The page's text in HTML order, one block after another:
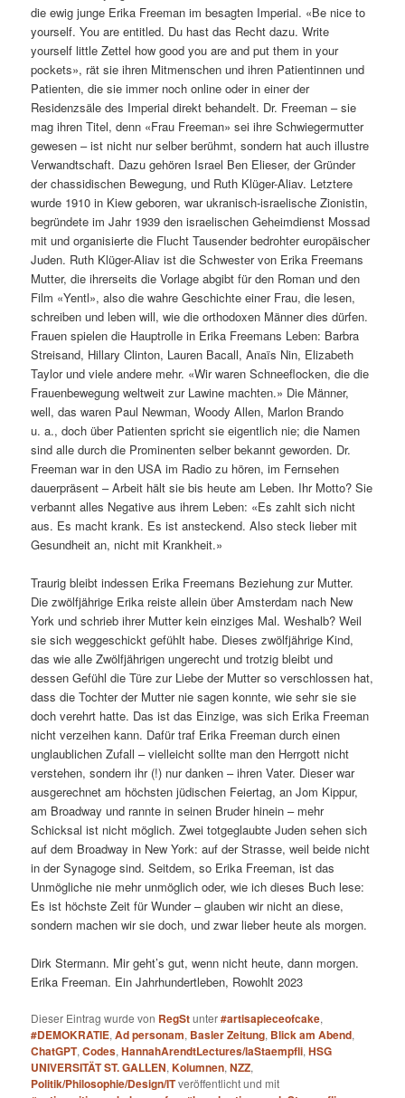
die ewig junge Erika Freeman im besagten Imperial. «Be nice to
yourself. You are entitled. Du hast das Recht dazu. Write
yourself little Zettel how good you are and put them in your
pockets», rät sie ihren Mitmenschen und ihren Patientinnen und
Patienten, die sie immer noch online oder in einer der
Residenzsäle des Imperial direkt behandelt. Dr. Freeman – sie
mag ihren Titel, denn «Frau Freeman» sei ihre Schwiegermutter
gewesen – ist nicht nur selber berühmt, sondern hat auch illustre
Verwandtschaft. Dazu gehören Israel Ben Elieser, der Gründer
der chassidischen Bewegung, und Ruth Klüger-Aliav. Letztere
wurde 1910 in Kiew geboren, war ukranisch-israelische Zionistin,
begründete im Jahr 1939 den israelischen Geheimdienst Mossad
mit und organisierte die Flucht Tausender bedrohter europäischer
Juden. Ruth Klüger-Aliav ist die Schwester von Erika Freemans
Mutter, die ihrerseits die Vorlage abgibt für den Roman und den
Film «Yentl», also die wahre Geschichte einer Frau, die lesen,
schreiben und leben will, wie die orthodoxen Männer dies dürfen.
Frauen spielen die Hauptrolle in Erika Freemans Leben: Barbra
Streisand, Hillary Clinton, Lauren Bacall, Anaïs Nin, Elizabeth
Taylor und viele andere mehr. «Wir waren Schneeflocken, die die
Frauenbewegung weltweit zur Lawine machten.» Die Männer,
well, das waren Paul Newman, Woody Allen, Marlon Brando
u. a., doch über Patienten spricht sie eigentlich nie; die Namen
sind alle durch die Prominenten selber bekannt geworden. Dr.
Freeman war in den USA im Radio zu hören, im Fernsehen
dauerpräsent – Arbeit hält sie bis heute am Leben. Ihr Motto? Sie
verbannt alles Negative aus ihrem Leben: «Es zahlt sich nicht
aus. Es macht krank. Es ist ansteckend. Also steck lieber mit
Gesundheit an, nicht mit Krankheit.»
Traurig bleibt indessen Erika Freemans Beziehung zur Mutter.
Die zwölfjährige Erika reiste allein über Amsterdam nach New
York und schrieb ihrer Mutter kein einziges Mal. Weshalb? Weil
sie sich weggeschickt gefühlt habe. Dieses zwölfjährige Kind,
das wie alle Zwölfjährigen ungerecht und trotzig bleibt und
dessen Gefühl die Türe zur Liebe der Mutter so verschlossen hat,
dass die Tochter der Mutter nie sagen konnte, wie sehr sie sie
doch verehrt hatte. Das ist das Einzige, was sich Erika Freeman
nicht verzeihen kann. Dafür traf Erika Freeman durch einen
unglaublichen Zufall – vielleicht sollte man den Herrgott nicht
verstehen, sondern ihr (!) nur danken – ihren Vater. Dieser war
ausgerechnet am höchsten jüdischen Feiertag, an Jom Kippur,
am Broadway und rannte in seinen Bruder hinein – mehr
Schicksal ist nicht möglich. Zwei totgeglaubte Juden sehen sich
auf dem Broadway in New York: auf der Strasse, weil beide nicht
in der Synagoge sind. Seitdem, so Erika Freeman, ist das
Unmögliche nie mehr unmöglich oder, wie ich dieses Buch lese:
Es ist höchste Zeit für Wunder – glauben wir nicht an diese,
sondern machen wir sie doch, und zwar lieber heute als morgen.
Dirk Stermann. Mir geht’s gut, wenn nicht heute, dann morgen.
Erika Freeman. Ein Jahrhundertleben, Rowohlt 2023
Dieser Eintrag wurde von RegStunter#artisapieceofcake,
#DEMOKRATIE,Ad personam, Basler Zeitung, Blick am Abend,
ChatGPT,Codes,HannahArendtLectures/laStaempfli,HSG
UNIVERSITÄT ST. GALLEN,Kolumnen,NZZ,
Politik/Philosophie/Design/ITveröffentlicht und mit